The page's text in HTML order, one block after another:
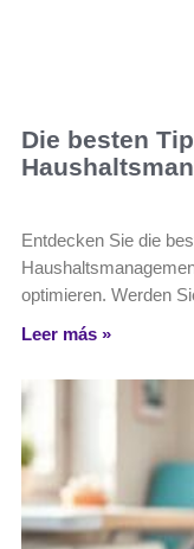
Die besten
Entdecken Sie die
optimieren. Werden
Leer más »